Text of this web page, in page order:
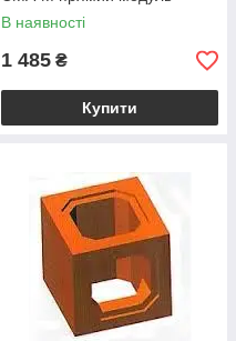
В наявності
1 485 ₴
Купити